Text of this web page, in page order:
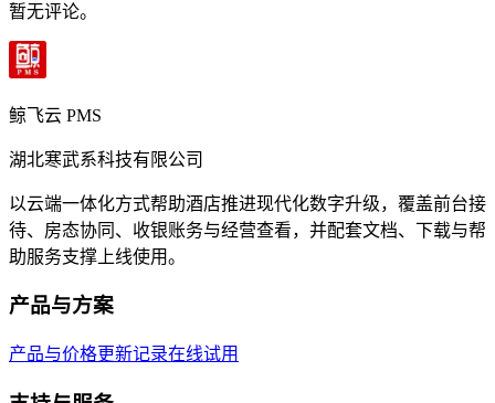
暂无评论。
鲸飞云 PMS
湖北寒武系科技有限公司
以云端一体化方式帮助酒店推进现代化数字升级，覆盖前台接
待、房态协同、收银账务与经营查看，并配套文档、下载与帮
助服务支撑上线使用。
产品与方案
产品与价格更新记录在线试用